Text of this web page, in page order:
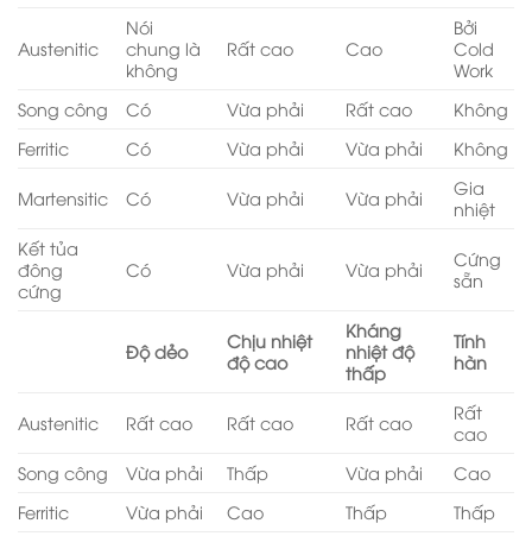
Austenitic
Nói
chung là
không
Rất cao Cao
Bởi
Cold
Work
Song công
Có Vừa phải Rất cao
Không
Ferritic
Có Vừa phải Vừa phải Không
Martensitic Có Vừa phải Vừa phải
Gia
nhiệt
Kết tủa
đông
cứng
Có Vừa phải Vừa phải
Cứng
sẵn
Độ dẻo
Chịu nhiệt
độ cao
Kháng
nhiệt độ
thấp
Tính
hàn
Austenitic Rất cao Rất cao Rất cao
Rất
cao
Song công
Vừa phải Thấp Vừa phải
Cao
Ferritic
Vừa phải Cao Thấp
Thấp